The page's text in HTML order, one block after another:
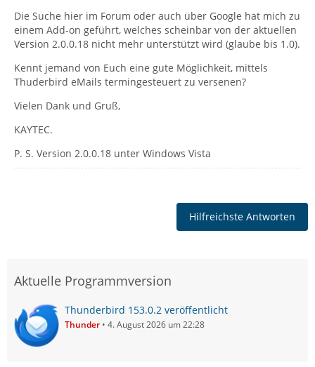
Die Suche hier im Forum oder auch über Google hat mich zu
einem Add-on geführt, welches scheinbar von der aktuellen
Version 2.0.0.18 nicht mehr unterstützt wird (glaube bis 1.0).
Kennt jemand von Euch eine gute Möglichkeit, mittels
Thuderbird eMails termingesteuert zu versenen?
Vielen Dank und Gruß,
KAYTEC.
P. S. Version 2.0.0.18 unter Windows Vista
Hilfreichste Antworten
Aktuelle Programmversion
Thunderbird 153.0.2 veröffentlicht
Thunder 4. August 2026 um 22:28